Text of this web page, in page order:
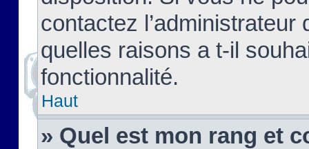
contactez
quelles raisons a t-il
fonctionnalité.
Haut
» Quel est mon rang et